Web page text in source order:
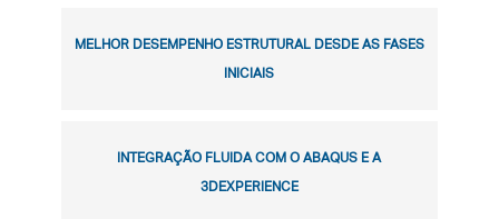
MELHOR DESEMPENHO ESTRUTURAL DESDE AS FASES
INICIAIS
INTEGRAÇÃO FLUIDA COM O ABAQUS E A
3DEXPERIENCE